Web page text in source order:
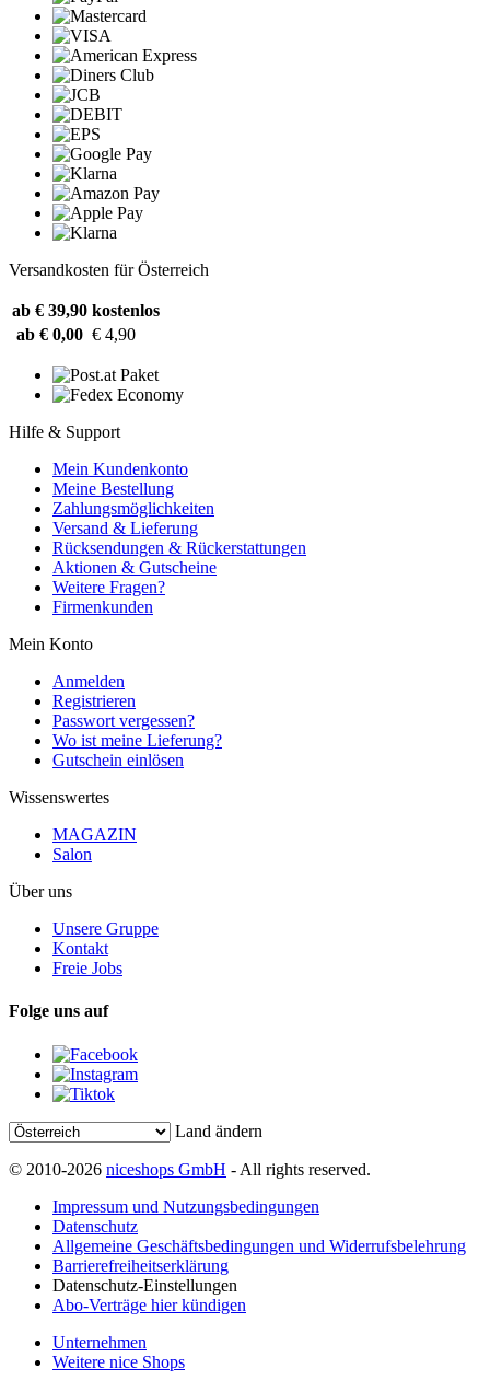
Versandkosten für Österreich
ab € 39,90 kostenlos
ab € 0,00 € 4,90
Hilfe & Support
Mein Kundenkonto
Meine Bestellung
Zahlungsmöglichkeiten
Versand & Lieferung
Rücksendungen & Rückerstattungen
Aktionen & Gutscheine
Weitere Fragen?
Firmenkunden
Mein Konto
Anmelden
Registrieren
Passwort vergessen?
Wo ist meine Lieferung?
Gutschein einlösen
Wissenswertes
MAGAZIN
Salon
Über uns
Unsere Gruppe
Kontakt
Freie Jobs
Folge uns auf
Land ändern
© 2010-2026 niceshops GmbH - All rights reserved.
Impressum und Nutzungsbedingungen
Datenschutz
Allgemeine Geschäftsbedingungen und Widerrufsbelehrung
Barrierefreiheitserklärung
Datenschutz-Einstellungen
Abo-Verträge hier kündigen
Unternehmen
Weitere nice Shops